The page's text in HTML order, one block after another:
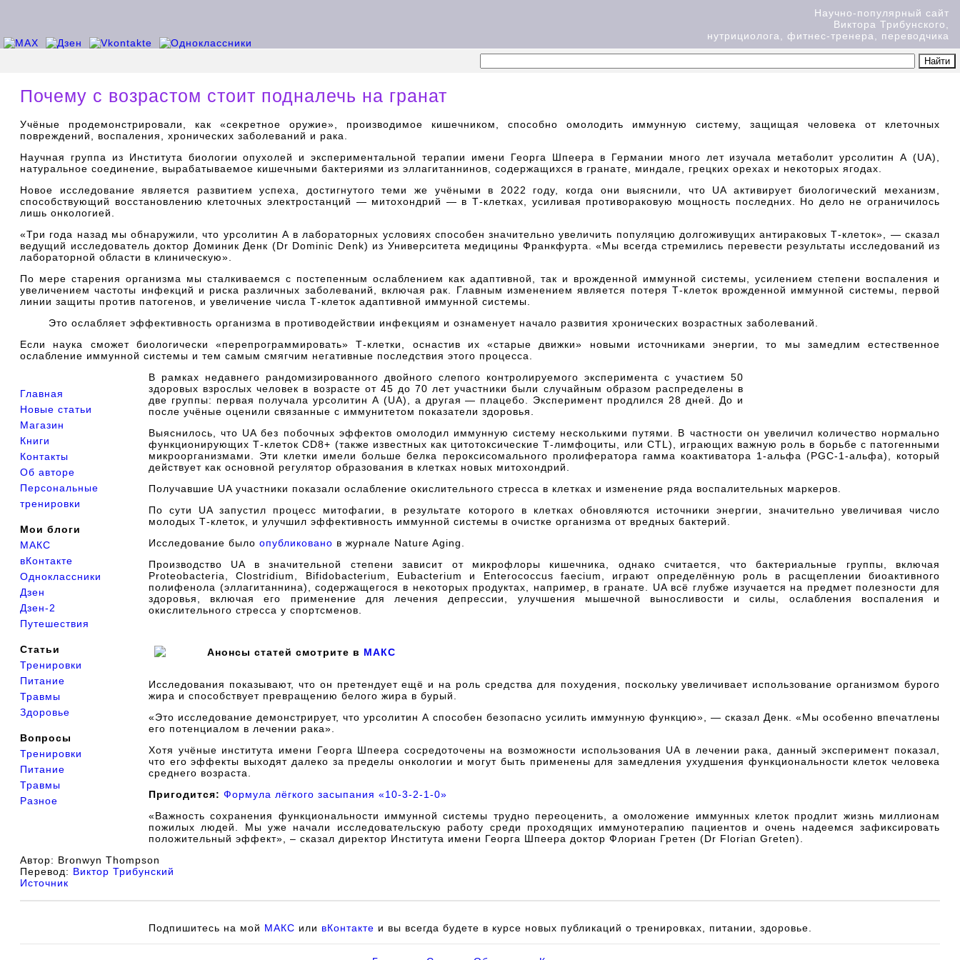
Научно-популярный сайт
Виктора Трибунского,
нутрициолога, фитнес-тренера, переводчика
Почему с возрастом стоит подналечь на гранат
Учёные продемонстрировали, как «секретное оружие», производимое кишечником, способно омолодить иммунную систему, защищая человека от клеточных
повреждений, воспаления, хронических заболеваний и рака.
Научная группа из Института биологии опухолей и экспериментальной терапии имени Георга Шпеера в Германии много лет изучала метаболит урсолитин А (UA),
натуральное соединение, вырабатываемое кишечными бактериями из эллагитаннинов, содержащихся в гранате, миндале, грецких орехах и некоторых ягодах.
Новое исследование является развитием успеха, достигнутого теми же учёными в 2022 году, когда они выяснили, что UA активирует биологический механизм,
способствующий восстановлению клеточных электростанций — митохондрий — в Т-клетках, усиливая противораковую мощность последних. Но дело не ограничилось
лишь онкологией.
«Три года назад мы обнаружили, что урсолитин А в лабораторных условиях способен значительно увеличить популяцию долгоживущих антираковых Т-клеток», — сказал
ведущий исследователь доктор Доминик Денк (Dr Dominic Denk) из Университета медицины Франкфурта. «Мы всегда стремились перевести результаты исследований из
лабораторной области в клиническую».
По мере старения организма мы сталкиваемся с постепенным ослаблением как адаптивной, так и врожденной иммунной системы, усилением степени воспаления и
увеличением частоты инфекций и риска различных заболеваний, включая рак. Главным изменением является потеря Т-клеток врожденной иммунной системы, первой
линии защиты против патогенов, и увеличение числа Т-клеток адаптивной иммунной системы.
Это ослабляет эффективность организма в противодействии инфекциям и ознаменует начало развития хронических возрастных заболеваний.
Если наука сможет биологически «перепрограммировать» Т-клетки, оснастив их «старые движки» новыми источниками энергии, то мы замедлим естественное
ослабление иммунной системы и тем самым смягчим негативные последствия этого процесса.
Главная
Новые статьи
Магазин
Книги
Контакты
Об авторе
Персональные
тренировки
Мои блоги
МАКС
вКонтакте
Одноклассники
Дзен
Дзен-2
Путешествия
Статьи
Тренировки
Питание
Травмы
Здоровье
Вопросы
Тренировки
Питание
Травмы
Разное
В рамках недавнего рандомизированного двойного слепого контролируемого эксперимента с участием 50
здоровых взрослых человек в возрасте от 45 до 70 лет участники были случайным образом распределены в
две группы: первая получала урсолитин А (UA), а другая — плацебо. Эксперимент продлился 28 дней. До и
после учёные оценили связанные с иммунитетом показатели здоровья.
Выяснилось, что UA без побочных эффектов омолодил иммунную систему несколькими путями. В частности он увеличил количество нормально
функционирующих Т-клеток CD8+ (также известных как цитотоксические Т-лимфоциты, или CTL), играющих важную роль в борьбе с патогенными
микроорганизмами. Эти клетки имели больше белка пероксисомального пролифератора гамма коактиватора 1-альфа (PGC-1-альфа), который
действует как основной регулятор образования в клетках новых митохондрий.
Получавшие UA участники показали ослабление окислительного стресса в клетках и изменение ряда воспалительных маркеров.
По сути UA запустил процесс митофагии, в результате которого в клетках обновляются источники энергии, значительно увеличивая число
молодых Т-клеток, и улучшил эффективность иммунной системы в очистке организма от вредных бактерий.
Исследование было опубликовано в журнале Nature Aging.
Производство UA в значительной степени зависит от микрофлоры кишечника, однако считается, что бактериальные группы, включая
Proteobacteria, Clostridium, Bifidobacterium, Eubacterium и Enterococcus faecium, играют определённую роль в расщеплении биоактивного
полифенола (эллагитаннина), содержащегося в некоторых продуктах, например, в гранате. UA всё глубже изучается на предмет полезности для
здоровья, включая его применение для лечения депрессии, улучшения мышечной выносливости и силы, ослабления воспаления и
окислительного стресса у спортсменов.
Анонсы статей смотрите в МАКС
Исследования показывают, что он претендует ещё и на роль средства для похудения, поскольку увеличивает использование организмом бурого
жира и способствует превращению белого жира в бурый.
«Это исследование демонстрирует, что урсолитин А способен безопасно усилить иммунную функцию», — сказал Денк. «Мы особенно впечатлены
его потенциалом в лечении рака».
Хотя учёные института имени Георга Шпеера сосредоточены на возможности использования UA в лечении рака, данный эксперимент показал,
что его эффекты выходят далеко за пределы онкологии и могут быть применены для замедления ухудшения функциональности клеток человека
среднего возраста.
Пригодится: Формула лёгкого засыпания «10-3-2-1-0»
«Важность сохранения функциональности иммунной системы трудно переоценить, а омоложение иммунных клеток продлит жизнь миллионам
пожилых людей. Мы уже начали исследовательскую работу среди проходящих иммунотерапию пациентов и очень надеемся зафиксировать
положительный эффект», – сказал директор Института имени Георга Шпеера доктор Флориан Гретен (Dr Florian Greten).
Автор: Bronwyn Thompson
Перевод: Виктор Трибунский
Источник
Подпишитесь на мой МАКС или вКонтакте и вы всегда будете в курсе новых публикаций о тренировках, питании, здоровье.